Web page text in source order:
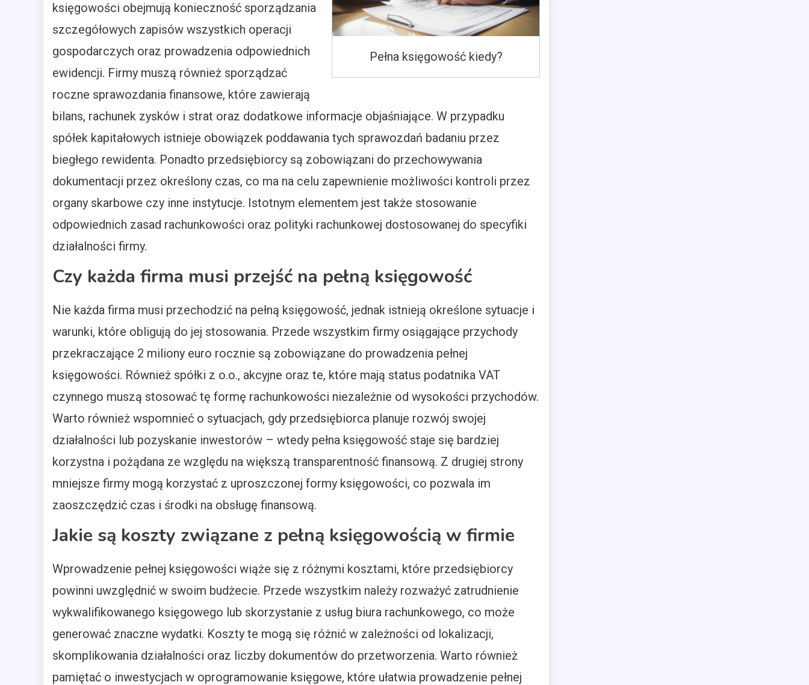
Pełna księgowość kiedy?
księgowości obejmują konieczność sporządzania
szczegółowych zapisów wszystkich operacji
gospodarczych oraz prowadzenia odpowiednich
ewidencji. Firmy muszą również sporządzać
roczne sprawozdania finansowe, które zawierają
bilans, rachunek zysków i strat oraz dodatkowe informacje objaśniające. W przypadku
spółek kapitałowych istnieje obowiązek poddawania tych sprawozdań badaniu przez
biegłego rewidenta. Ponadto przedsiębiorcy są zobowiązani do przechowywania
dokumentacji przez określony czas, co ma na celu zapewnienie możliwości kontroli przez
organy skarbowe czy inne instytucje. Istotnym elementem jest także stosowanie
odpowiednich zasad rachunkowości oraz polityki rachunkowej dostosowanej do specyfiki
działalności firmy.
Czy każda firma musi przejść na pełną księgowość
Nie każda firma musi przechodzić na pełną księgowość, jednak istnieją określone sytuacje i
warunki, które obligują do jej stosowania. Przede wszystkim firmy osiągające przychody
przekraczające 2 miliony euro rocznie są zobowiązane do prowadzenia pełnej
księgowości. Również spółki z o.o., akcyjne oraz te, które mają status podatnika VAT
czynnego muszą stosować tę formę rachunkowości niezależnie od wysokości przychodów.
Warto również wspomnieć o sytuacjach, gdy przedsiębiorca planuje rozwój swojej
działalności lub pozyskanie inwestorów – wtedy pełna księgowość staje się bardziej
korzystna i pożądana ze względu na większą transparentność finansową. Z drugiej strony
mniejsze firmy mogą korzystać z uproszczonej formy księgowości, co pozwala im
zaoszczędzić czas i środki na obsługę finansową.
Jakie są koszty związane z pełną księgowością w firmie
Wprowadzenie pełnej księgowości wiąże się z różnymi kosztami, które przedsiębiorcy
powinni uwzględnić w swoim budżecie. Przede wszystkim należy rozważyć zatrudnienie
wykwalifikowanego księgowego lub skorzystanie z usług biura rachunkowego, co może
generować znaczne wydatki. Koszty te mogą się różnić w zależności od lokalizacji,
skomplikowania działalności oraz liczby dokumentów do przetworzenia. Warto również
pamiętać o inwestycjach w oprogramowanie księgowe, które ułatwia prowadzenie pełnej